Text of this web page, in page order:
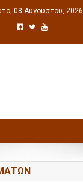
08 Αυγούστου, 2026